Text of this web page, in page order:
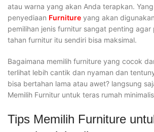
atau warna yang akan Anda terapkan.
penyediaan Furniture yang akan
pemilihan jenis furnitur sangat penting
tahan furnitur itu sendiri bisa maksimal.
Bagaimana memilih furniture yang cocok
terlihat lebih cantik dan nyaman dan
bisa bertahan lama atau awet? langsung
Memilih Furnitur untuk teras rumah
Tips Memilih Furniture